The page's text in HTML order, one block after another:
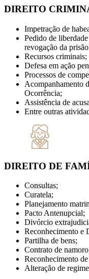
DIREITO
Impetração de
Pedido de
revogação da
Recursos criminais;
Defesa em ação
Processos de
Acompanhamento
Ocorrência;
Assistência de
Entre outras
DIREITO DE
Consultas;
Curatela;
Planejamento
Pacto Antenupcial;
Divórcio
Reconhecimento e
Partilha de bens;
Contrato de
Reconhecimento
Alteração de